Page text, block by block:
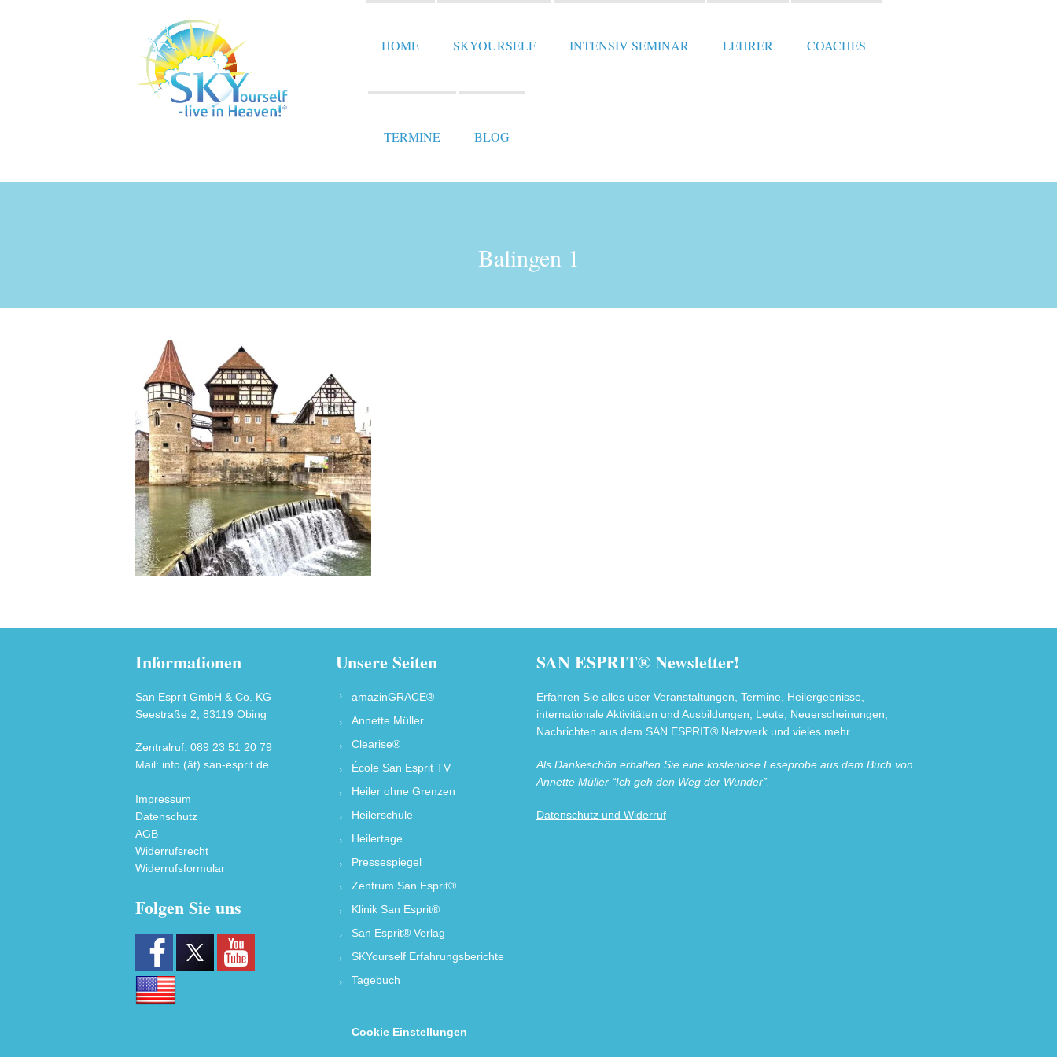
HOME SKYOURSELF INTENSIV SEMINAR LEHRER COACHES
TERMINE BLOG
Balingen 1
Informationen
San Esprit GmbH & Co. KG
Seestraße 2, 83119 Obing
Zentralruf: 089 23 51 20 79
Mail: info (ät) san-esprit.de
Impressum
Datenschutz
AGB
Widerrufsrecht
Widerrufsformular
Folgen Sie uns
Unsere Seiten
amazinGRACE®
Annette Müller
Clearise®
École San Esprit TV
Heiler ohne Grenzen
Heilerschule
Heilertage
Pressespiegel
Zentrum San Esprit®
Klinik San Esprit®
San Esprit® Verlag
SKYourself Erfahrungsberichte
Tagebuch
Cookie Einstellungen
SAN ESPRIT® Newsletter!
Erfahren Sie alles über Veranstaltungen, Termine, Heilergebnisse,
internationale Aktivitäten und Ausbildungen, Leute, Neuerscheinungen,
Nachrichten aus dem SAN ESPRIT® Netzwerk und vieles mehr.
Als Dankeschön erhalten Sie eine kostenlose Leseprobe aus dem Buch von
Annette Müller “Ich geh den Weg der Wunder”.
Datenschutz und Widerruf